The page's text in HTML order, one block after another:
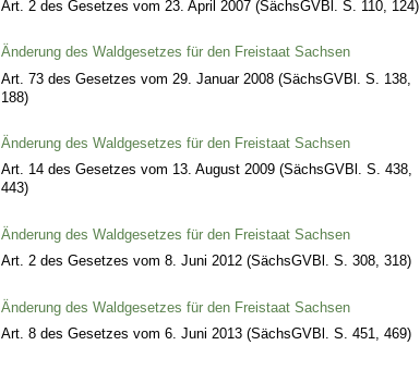
Art. 2 des Gesetzes vom 23. April 2007 (SächsGVBl. S. 110, 124)
Änderung des Waldgesetzes für den Freistaat Sachsen
Art. 73 des Gesetzes vom 29. Januar 2008 (SächsGVBl. S. 138,
188)
Änderung des Waldgesetzes für den Freistaat Sachsen
Art. 14 des Gesetzes vom 13. August 2009 (SächsGVBl. S. 438,
443)
Änderung des Waldgesetzes für den Freistaat Sachsen
Art. 2 des Gesetzes vom 8. Juni 2012 (SächsGVBl. S. 308, 318)
Änderung des Waldgesetzes für den Freistaat Sachsen
Art. 8 des Gesetzes vom 6. Juni 2013 (SächsGVBl. S. 451, 469)